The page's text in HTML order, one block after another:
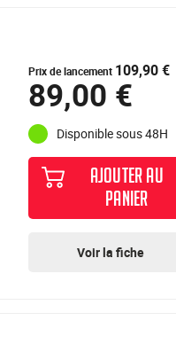
Prix de lancement 109,90 €
89,00 €
Disponible sous 48H
AJOUTER AU
PANIER
Voir la fiche